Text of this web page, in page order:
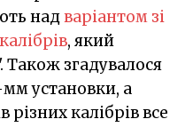
надваріантом зі
, який
згадувалося
установки, а
калібрів все